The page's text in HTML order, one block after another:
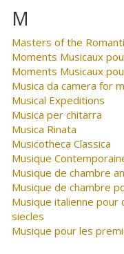
M
Masters of the
Moments Musicaux
Moments Musicaux
Musica da camera for
Musical Expeditions
Musica per chitarra
Musica Rinata
Musicotheca Classica
Musique
Musique de chambre
Musique de chambre
Musique italienne pour
siecles
Musique pour les